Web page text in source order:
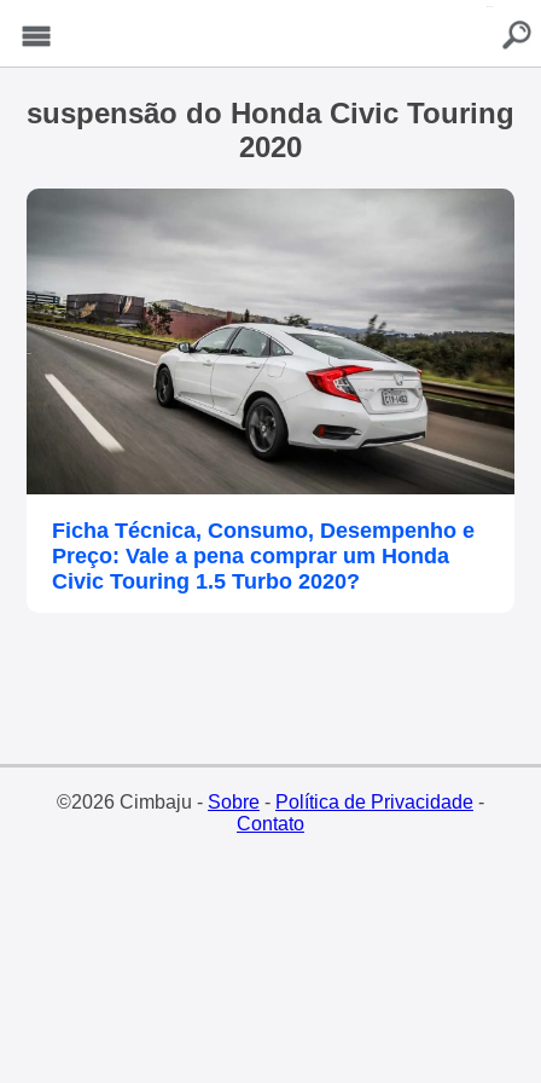
suspensão do Honda Civic Touring
2020
Ficha Técnica, Consumo, Desempenho e
Preço: Vale a pena comprar um Honda
Civic Touring 1.5 Turbo 2020?
©2026 Cimbaju - Sobre- Política de Privacidade-
Contato